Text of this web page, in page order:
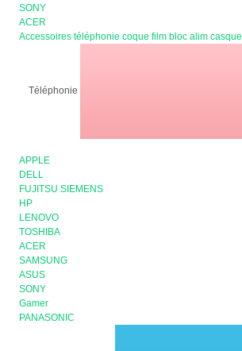
SONY
ACER
Accessoires téléphonie coque film bloc alim casque
Téléphonie
APPLE
DELL
FUJITSU SIEMENS
HP
LENOVO
TOSHIBA
ACER
SAMSUNG
ASUS
SONY
Gamer
PANASONIC